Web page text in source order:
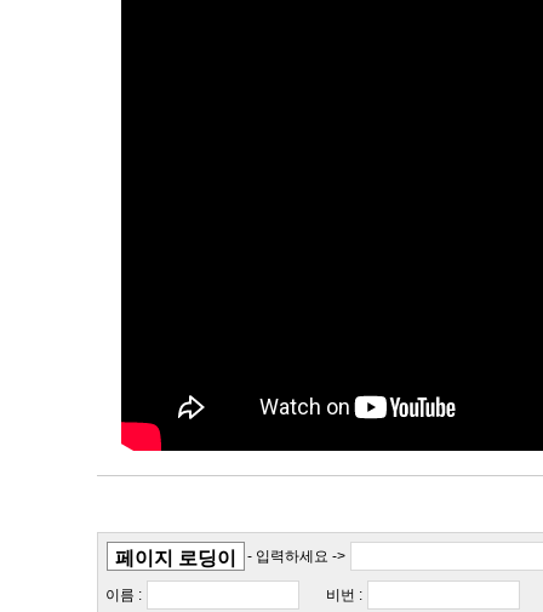
- 입력하세요 ->
이름 : 비번 :